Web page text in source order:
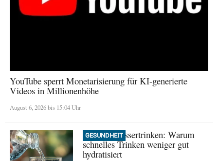
YouTube sperrt Monetarisierung für KI-generierte
Videos in Millionenhöhe
August 6, 2026 bis 15:04 Uhr
GESUNDHEIT
Mythos Wassertrinken: Warum
schnelles Trinken weniger gut
hydratisiert